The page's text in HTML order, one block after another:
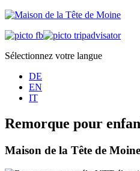
Sélectionnez votre langue
DE
EN
IT
Remorque pour
Maison de la Tête de Moine